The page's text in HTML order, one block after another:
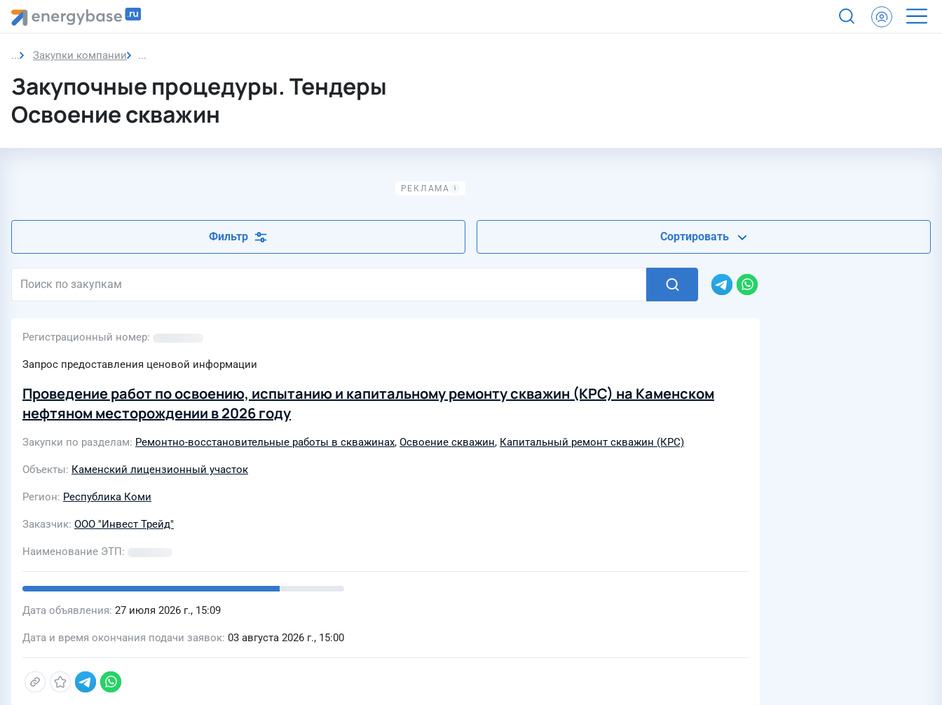
Закупки компании Освоение скважин
Закупочные процедуры. Тендеры
Освоение скважин
Фильтр Сортировать
Регистрационный номер
Запрос предоставления ценовой информации
Проведение работ по освоению, испытанию и капитальному ремонту скважин (КРС) на Каменском
нефтяном месторождении в 2026 году
Закупки по разделам Ремонтно-восстановительные работы в скважинах, Освоение скважин, Капитальный ремонт скважин (КРС)
Объекты Каменский лицензионный участок
Регион Республика Коми
Заказчик ООО "Инвест Трейд"
Наименование ЭТП
Дата объявления 27 июля 2026 г., 15:09
Дата и время окончания подачи заявок 03 августа 2026 г., 15:00